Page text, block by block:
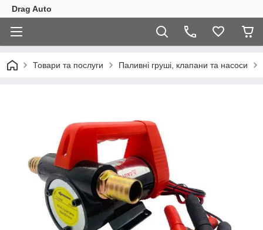
Drag Auto
Товари та послуги Паливні груші, клапани та насоси